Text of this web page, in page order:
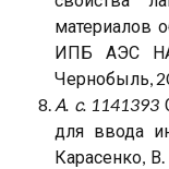
материалов
ИПБ АЭС
Чернобыль,
А. с. 1141393
для ввода
Карасенко,